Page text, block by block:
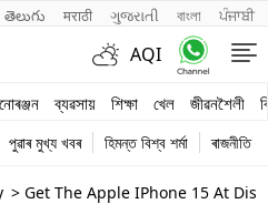
తెలుగు मराठी ગુજરાતી বাংলা ਪੰਜਾਬੀ
AQI
ব্যৱসায় শিক্ষা খেল জীৱনশৈলী
পুৱাৰ মুখ্য খবৰ হিমন্ত বিশ্ব শৰ্মা ৰাজনীতি
> Get The Apple IPhone 15 At